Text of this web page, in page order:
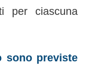
per ciascuna
sono previste